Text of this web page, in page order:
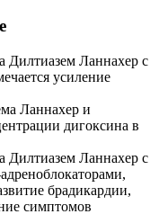
Дилтиазем Ланнахер с
усиление
Ланнахер и
дигоксина в
Дилтиазем Ланнахер с
брадикардии,
симптомов